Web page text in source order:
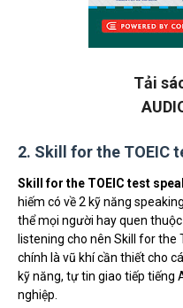
Tải
2. Skill for the TOEIC
Skill for the TOEIC test
hiếm có về 2 kỹ năng
thể mọi người hay quen
listening cho nên Skill for the
chính là vũ khí cần thiết cho
kỹ năng, tự tin giao tiếp
nghiệp.